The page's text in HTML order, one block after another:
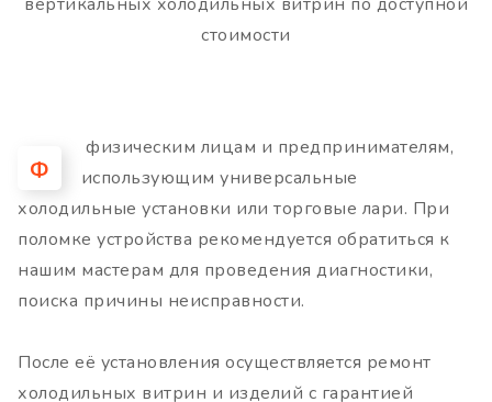
стоимости
Ф
физическим лицам и предпринимателям,
использующим универсальные
холодильные установки или торговые лари. При
поломке устройства рекомендуется обратиться к
нашим мастерам для проведения диагностики,
поиска причины неисправности.
После её установления осуществляется ремонт
холодильных витрин и изделий с гарантией